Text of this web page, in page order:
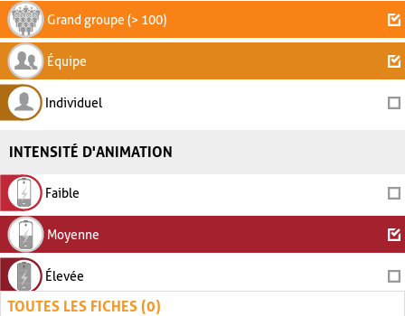
Grand groupe (> 100)
Équipe
Individuel
INTENSITÉ D'ANIMATION
Faible
Moyenne
Élevée
TOUTES LES FICHES (0)